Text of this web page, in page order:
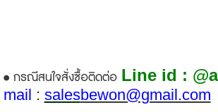
• กรณีสนใจสั่งซื้อติดต่อ Line id :
mail : salesbewon@gmail.com